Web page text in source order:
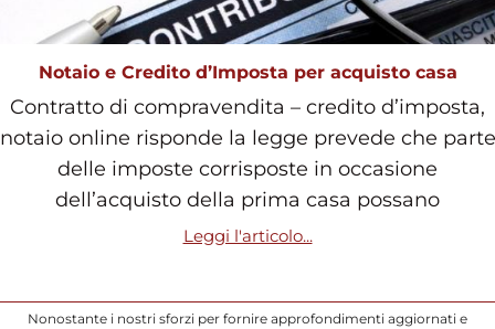
Notaio e Credito d’Imposta per acquisto casa
Contratto di compravendita – credito d’imposta,
notaio online risponde la legge prevede che parte
delle imposte corrisposte in occasione
dell’acquisto della prima casa possano
Leggi l'articolo...
Nonostante i nostri sforzi per fornire approfondimenti aggiornati e